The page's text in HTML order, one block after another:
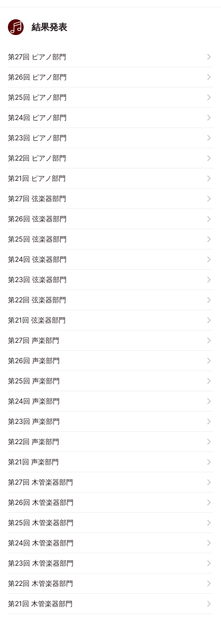
結果発表
第27回 ピアノ部門
第26回 ピアノ部門
第25回 ピアノ部門
第24回 ピアノ部門
第23回 ピアノ部門
第22回 ピアノ部門
第21回 ピアノ部門
第27回 弦楽器部門
第26回 弦楽器部門
第25回 弦楽器部門
第24回 弦楽器部門
第23回 弦楽器部門
第22回 弦楽器部門
第21回 弦楽器部門
第27回 声楽部門
第26回 声楽部門
第25回 声楽部門
第24回 声楽部門
第23回 声楽部門
第22回 声楽部門
第21回 声楽部門
第27回 木管楽器部門
第26回 木管楽器部門
第25回 木管楽器部門
第24回 木管楽器部門
第23回 木管楽器部門
第22回 木管楽器部門
第21回 木管楽器部門